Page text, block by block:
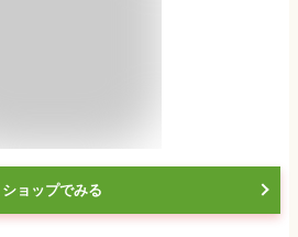
ショップでみる